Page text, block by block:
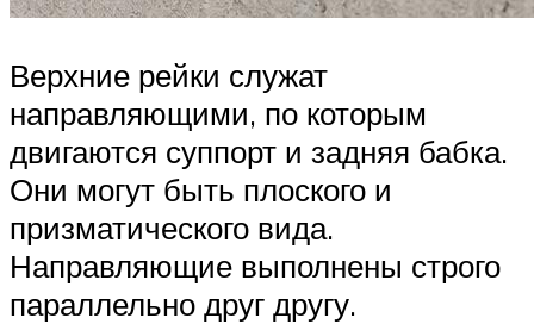
Верхние рейки служат
направляющими, по которым
двигаются суппорт и задняя бабка.
Они могут быть плоского и
призматического вида.
Направляющие выполнены строго
параллельно друг другу.